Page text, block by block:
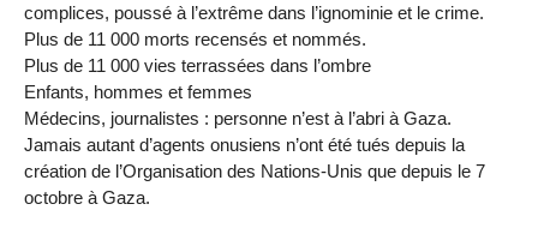
complices, poussé à l’extrême dans l’ignominie et le crime.
Plus de 11 000 morts recensés et nommés.
Plus de 11 000 vies terrassées dans l’ombre
Enfants, hommes et femmes
Médecins, journalistes : personne n’est à l’abri à Gaza.
Jamais autant d’agents onusiens n’ont été tués depuis la
création de l’Organisation des Nations-Unis que depuis le 7
octobre à Gaza.